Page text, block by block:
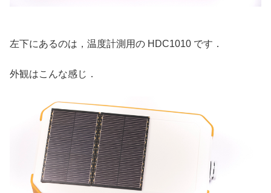
左下にあるのは，温度計測用の HDC1010 です．
外観はこんな感じ．